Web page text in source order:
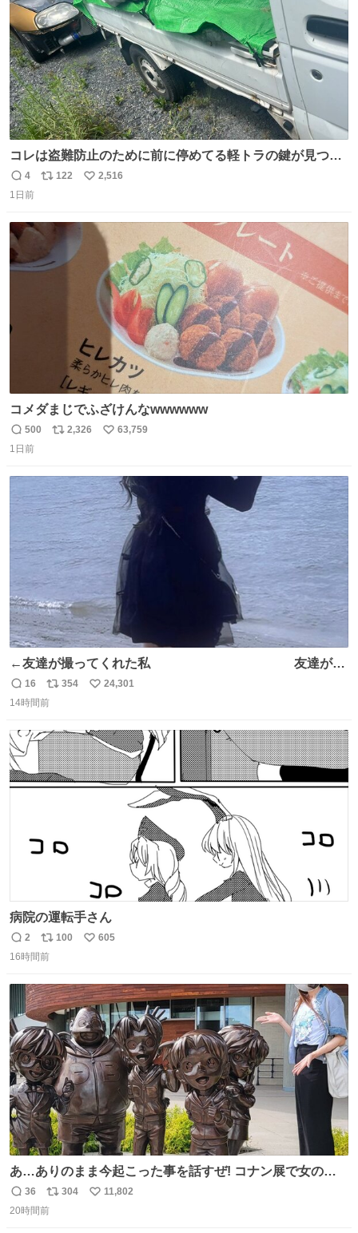
コレは盗難防止のために前に停めてる軽トラの鍵が見つか
らなくて 持ち主すら動かすことができない鉄壁のスープラ
返
信
4
リ
ト
数
122
い
2,516
1日前
コメダまじでふざけんなwwwwww
返
信
500
リ
ト
数
2,326
い
数
63,759
1日前
←友達が撮ってくれた私 友達が描
いてくれた私→
返
信
16
リ
ポ
ト
数
354
い
数
24,301
14時間前
病院の運転手さん
返
信
2
リ
ポ
ト
数
100
い
数
605
16時間前
あ…ありのまま今起こった事を話すぜ! コナン展で女の子
に 「千速さんですか！？」 と声をかけられた。 あぁ鞄の
装飾かなと思ったら 「背も高いし見た目もすごく千速さん
返
信
36
リ
ポ
304
い
11,802
20時間前